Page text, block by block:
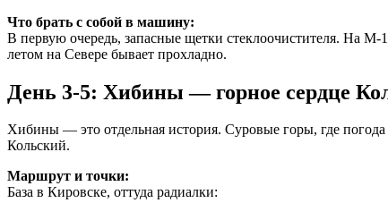
Что брать с собой в машину:
В первую очередь, запасные щетки стеклоочистителя. На
летом на Севере бывает прохладно.
День 3-5: Хибины — горное сердце
Хибины — это отдельная история. Суровые горы, где погода
Кольский.
Маршрут и точки:
База в Кировске, оттуда радиалки: